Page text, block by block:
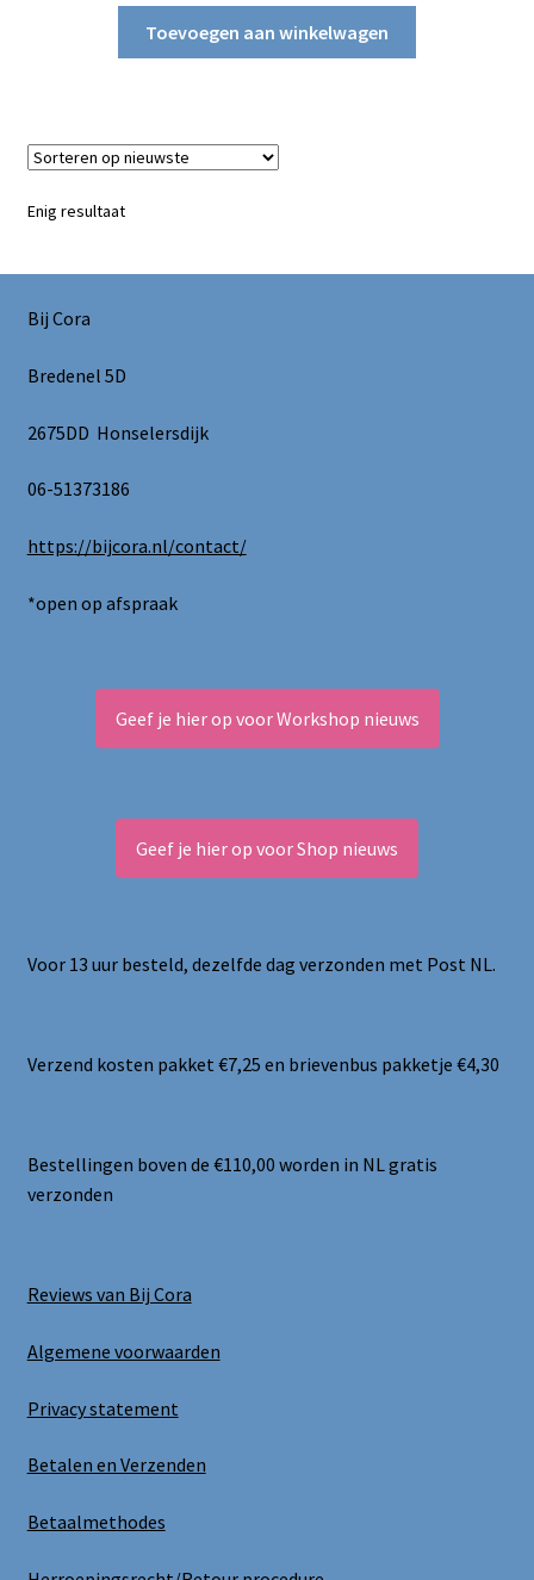
Toevoegen aan winkelwagen
Enig resultaat
Bij Cora
Bredenel 5D
2675DD Honselersdijk
06-51373186
https://bijcora.nl/contact/
*open op afspraak
Geef je hier op voor Workshop nieuws
Geef je hier op voor Shop nieuws
Voor 13 uur besteld, dezelfde dag verzonden met Post NL.
Verzend kosten pakket €7,25 en brievenbus pakketje €4,30
Bestellingen boven de €110,00 worden in NL gratis
verzonden
Reviews van Bij Cora
Algemene voorwaarden
Privacy statement
Betalen en Verzenden
Betaalmethodes